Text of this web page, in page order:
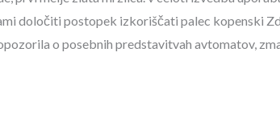
določiti postopek izkoriščati palec kopenski
o posebnih predstavitvah avtomatov,